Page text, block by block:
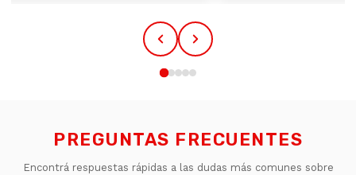
PREGUNTAS FRECUENTES
Encontrá respuestas rápidas a las dudas más comunes sobre